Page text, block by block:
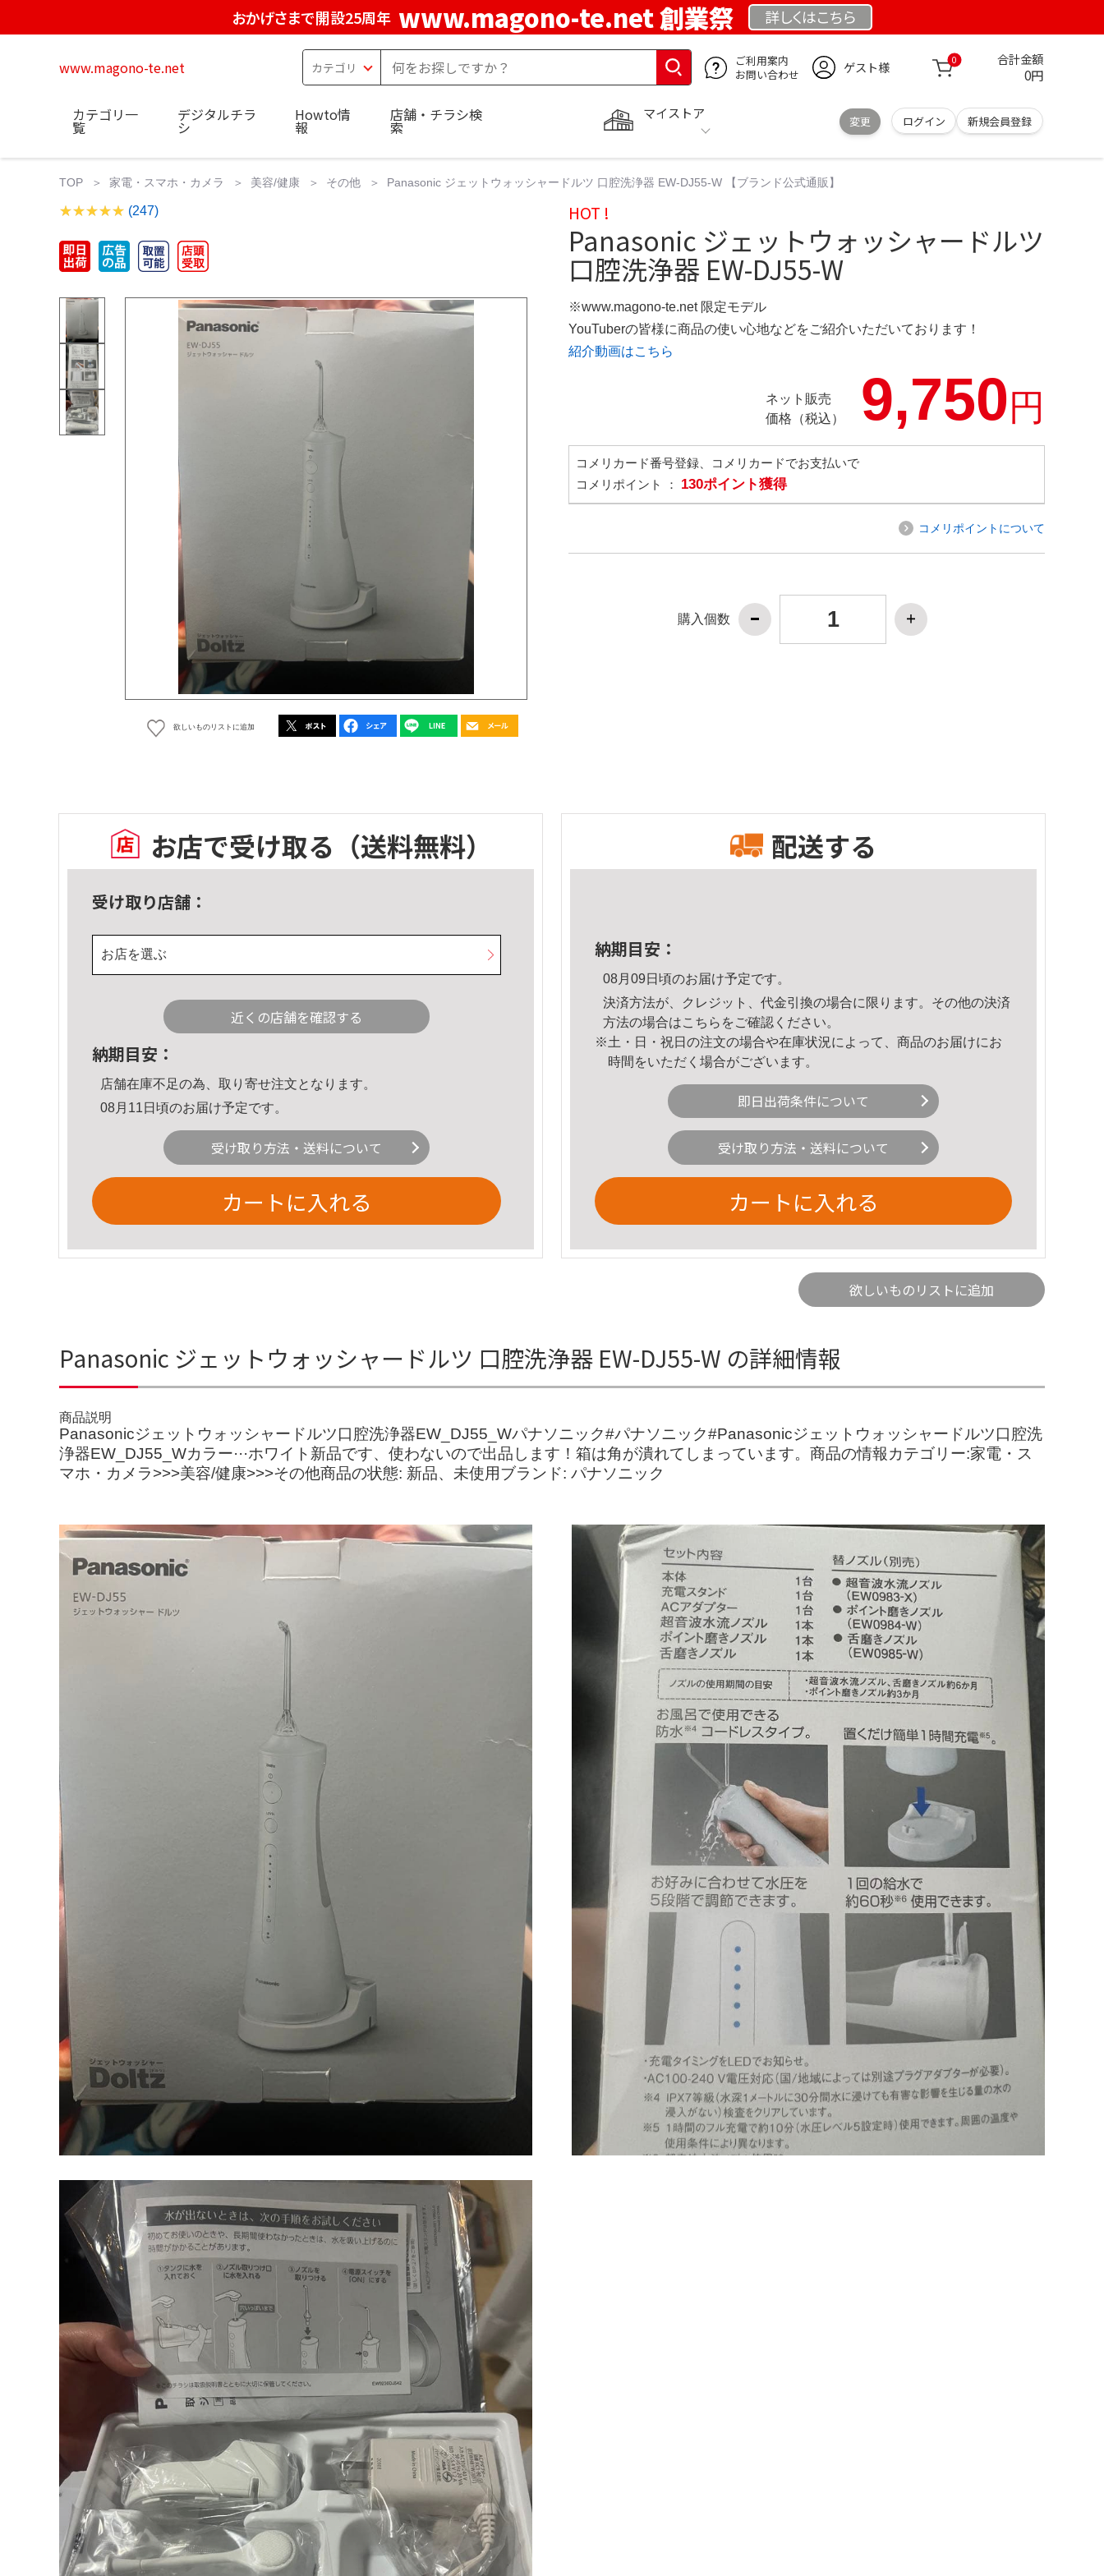
おかげさまで開設25周年 www.magono-te.net 創業祭 詳しくはこちら
www.magono-te.net
ご利用案内
お問い合わせ
ゲスト様 0 合計金額
0円
マイストア
変更 ログイン 新規会員登録
カテゴリ一
覧
デジタルチラ
シ
Howto情
報
店舗・チラシ検
索
TOP 家電・スマホ・カメラ 美容/健康 その他 Panasonic ジェットウォッシャードルツ 口腔洗浄器 EW-DJ55-W 【ブランド公式通販】
(247)
欲しいものリストに追加
HOT !
Panasonic ジェットウォッシャードルツ
口腔洗浄器 EW-DJ55-W
※www.magono-te.net 限定モデル
YouTuberの皆様に商品の使い心地などをご紹介いただいております！
紹介動画はこちら
ネット販売
価格（税込）
9,750円
コメリカード番号登録、コメリカードでお支払いで
コメリポイント ： 130ポイント獲得
コメリポイントについて
購入個数
お店で受け取る （送料無料）
受け取り店舗：
お店を選ぶ
近くの店舗を確認する
納期目安：
店舗在庫不足の為、取り寄せ注文となります。
08月11日頃のお届け予定です。
受け取り方法・送料について
カートに入れる
配送する
納期目安：
08月09日頃のお届け予定です。
決済方法が、クレジット、代金引換の場合に限ります。その他の決済
方法の場合はこちら をご確認ください。
※土・日・祝日の注文の場合や在庫状況によって、商品のお届けにお
時間をいただく場合がございます。
即日出荷条件について
受け取り方法・送料について
カートに入れる
欲しいものリストに追加
Panasonic ジェットウォッシャードルツ 口腔洗浄器 EW-DJ55-W の詳細情報
商品説明
Panasonicジェットウォッシャードルツ口腔洗浄器EW_DJ55_Wパナソニック#パナソニック#Panasonicジェットウォッシャードルツ口腔洗
浄器EW_DJ55_Wカラー···ホワイト新品です、使わないので出品します！箱は角が潰れてしまっています。商品の情報カテゴリー:家電・ス
マホ・カメラ>>>美容/健康>>>その他商品の状態: 新品、未使用ブランド: パナソニック